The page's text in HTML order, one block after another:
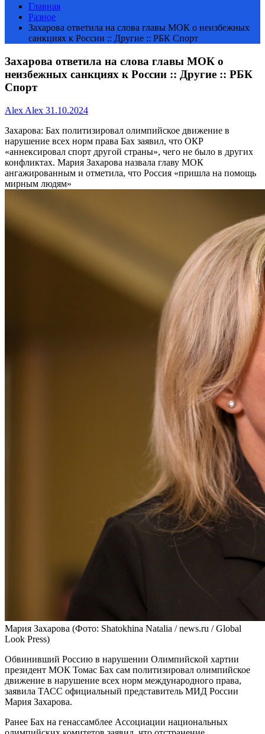
Главная
Разное
Захарова ответила на слова главы МОК о неизбежных
санкциях к России :: Другие :: РБК Спорт
Захарова ответила на слова главы МОК о
неизбежных санкциях к России :: Другие :: РБК
Спорт
Alex Alex 31.10.2024
Захарова: Бах политизировал олимпийское движение в
нарушение всех норм права Бах заявил, что ОКР
«аннексировал спорт другой страны», чего не было в других
конфликтах. Мария Захарова назвала главу МОК
ангажированным и отметила, что Россия «пришла на помощь
мирным людям»
Мария Захарова (Фото: Shatokhina Natalia / news.ru / Global
Look Press)
Обвинивший Россию в нарушении Олимпийской хартии
президент МОК Томас Бах сам политизировал олимпийское
движение в нарушение всех норм международного права,
заявила ТАСС официальный представитель МИД России
Мария Захарова.
Ранее Бах на генассамблее Ассоциации национальных